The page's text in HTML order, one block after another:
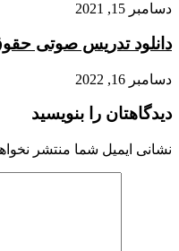
دسامبر 15, 2021
دانلود تدریس صوتی
دسامبر 16, 2022
دیدگاهتان را بنویسید
نشانی ایمیل شما منتشر